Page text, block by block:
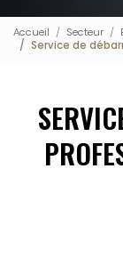
Accueil Secteur
Service de